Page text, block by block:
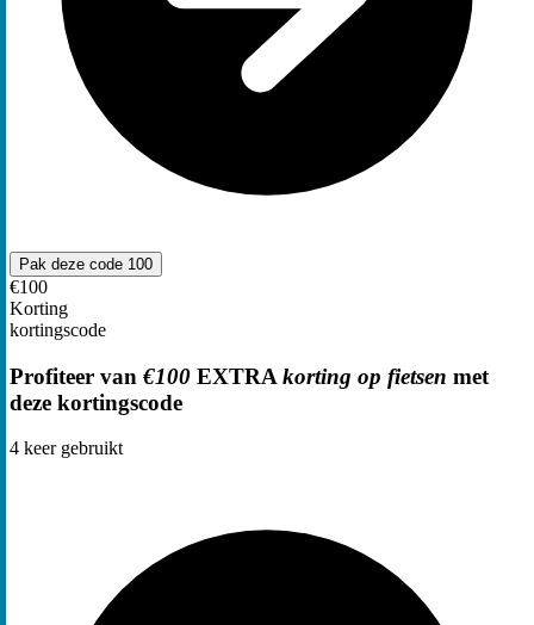
Pak deze code 100
€100
Korting
kortingscode
Profiteer van €100 EXTRA korting op fietsen met
deze kortingscode
4 keer gebruikt